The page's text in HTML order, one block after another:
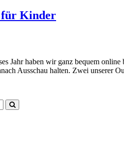
für Kinder
Jahr haben wir ganz bequem
Ausschau halten. Zwei